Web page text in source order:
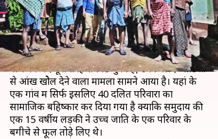
लेखन मुकुल तोमर Aug 21, 2020 03:32 pm
क्या है खबर?
जिन लोगों को लगता है कि 21वीं सदी के भारत में ऊंच-
नीच का भेद पूरी तरह से मिट चुका है, उनके लिए ओडिशा
से आंखें खोेल देने वाला मामला सामने आया है। यहां के
एक गांव में सिर्फ इसलिए 40 दलित परिवारों का
सामाजिक बहिष्कार कर दिया गया है क्योंकि समुदाय की
एक 15 वर्षीय लड़की ने उच्च जाति के एक परिवार के
बगीचे से फूल तोड़े लिए थे।